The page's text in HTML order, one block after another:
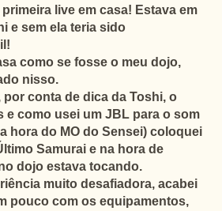
live em casa! Estava em
e sem ela teria sido
como se fosse o meu dojo,
nisso.
conta de dica da Toshi, o
e como usei um JBL para o som
hora do MO do Sensei) coloquei
Samurai e na hora de
dojo estava tocando.
muito desafiadora, acabei
pouco com os equipamentos,